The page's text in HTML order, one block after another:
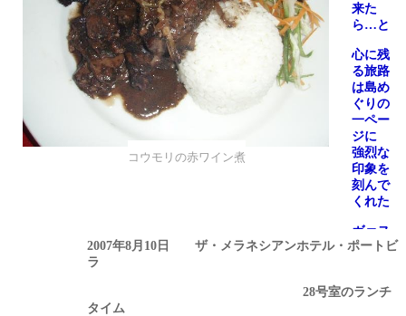
コウモリの赤ワイン煮
2007年8月 10 日 ザ・メラネシアンホテル・ポートビ
ラ
28号室のランチ
タイム
来た
ら…と
心に残
る旅路
は島め
ぐりの
一ペー
ジに
強烈な
印象を
刻んで
くれた
ヴァヌ
アツの
は